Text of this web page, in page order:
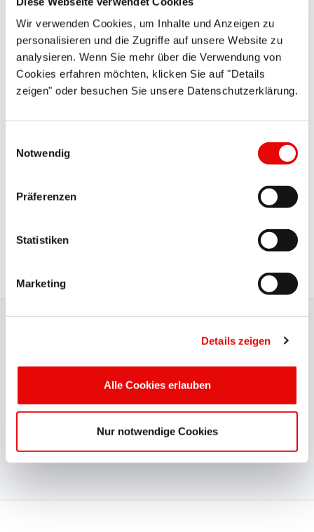
Wir verwenden Cookies, um Inhalte und Anzeigen zu
personalisieren und die Zugriffe auf unsere Website zu
analysieren. Wenn Sie mehr über die Verwendung von
Cookies erfahren möchten, klicken Sie auf "Details
zeigen" oder besuchen Sie unsere Datenschutzerklärung.
Notwendig
Präferenzen
Statistiken
Marketing
Details zeigen
Alle Cookies erlauben
Nur notwendige Cookies
Skontaktuj się z nami, jeśli masz dodatkowe pytania lub
Informacje dotyczące poufności danych i anulowania
zapytania znajdziesz w naszej polityce prywatności.
Gwarancja najwyższej jakości i
certyfikaty
Międzynarodowe certyfikatytakie jak UL, CSA, BSA, DIN
EN ISO 9001:2015, VDE i VDA 6.1 dowodzą, że wysoka
jakość oferowanych produktów zabezpieczających jest